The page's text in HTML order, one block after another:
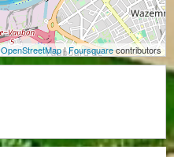
OpenStreetMap|Foursquarecontributors